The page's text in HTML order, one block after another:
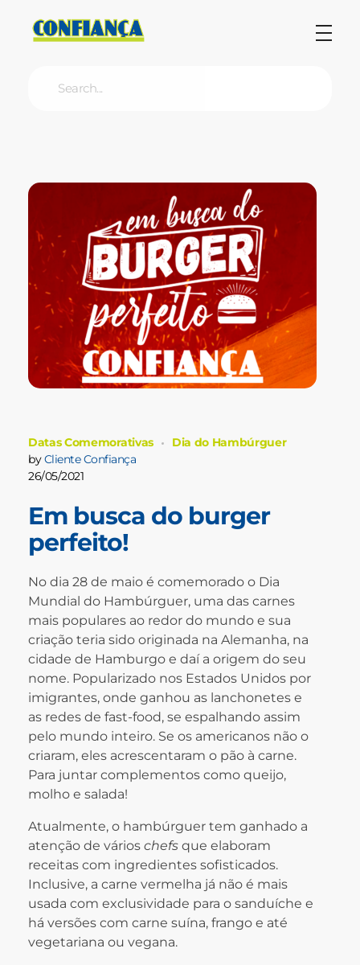
Em busca do burger
perfeito!
26/05/2021
by Cliente Confiança
Datas Comemorativas Dia do Hambúrguer
No dia 28 de maio é comemorado o Dia
Mundial do Hambúrguer, uma das carnes
mais populares ao redor do mundo e sua
criação teria sido originada na Alemanha, na
cidade de Hamburgo e daí a origem do seu
nome. Popularizado nos Estados Unidos por
imigrantes, onde ganhou as lanchonetes e
as redes de fast-food, se espalhando assim
pelo mundo inteiro. Se os americanos não o
criaram, eles acrescentaram o pão à carne.
Para juntar complementos como queijo,
molho e salada!
Atualmente, o hambúrguer tem ganhado a
atenção de vários chefs que elaboram
receitas com ingredientes sofisticados.
Inclusive, a carne vermelha já não é mais
usada com exclusividade para o sanduíche e
há versões com carne suína, frango e até
vegetariana ou vegana.